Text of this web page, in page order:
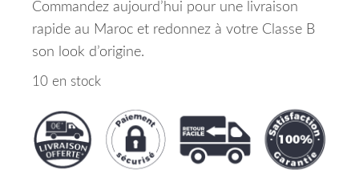
Commandez aujourd’hui pour une livraison
rapide au Maroc et redonnez à votre Classe B
son look d’origine.
10 en stock